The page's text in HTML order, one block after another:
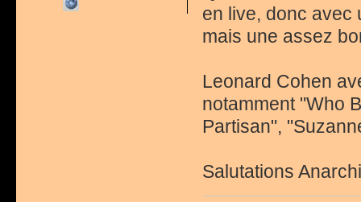
en live, donc avec
mais une assez
Leonard Cohen
notamment "Who
Partisan",
Salutations